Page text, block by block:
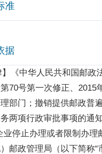
准
据
《中华人民共和国邮政
70号第一次修正、
部门；撤销提供邮政普
两项行政审批事项的通
业停止办理或者限制办
邮政管理局（以下简称“